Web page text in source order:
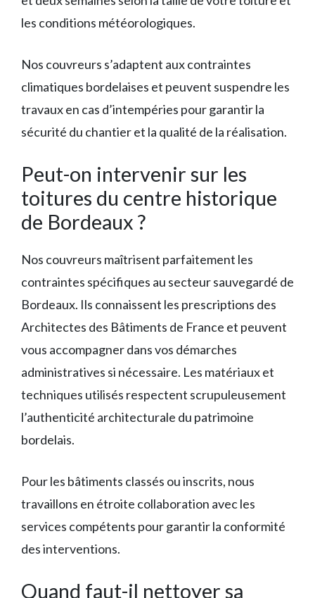
les conditions météorologiques.
Nos couvreurs s’adaptent aux contraintes
climatiques bordelaises et peuvent suspendre les
travaux en cas d’intempéries pour garantir la
sécurité du chantier et la qualité de la réalisation.
Peut-on intervenir sur les
toitures du centre historique
de Bordeaux ?
Nos couvreurs maîtrisent parfaitement les
contraintes spécifiques au secteur sauvegardé de
Bordeaux. Ils connaissent les prescriptions des
Architectes des Bâtiments de France et peuvent
vous accompagner dans vos démarches
administratives si nécessaire. Les matériaux et
techniques utilisés respectent scrupuleusement
l’authenticité architecturale du patrimoine
bordelais.
Pour les bâtiments classés ou inscrits, nous
travaillons en étroite collaboration avec les
services compétents pour garantir la conformité
des interventions.
Quand faut-il nettoyer sa